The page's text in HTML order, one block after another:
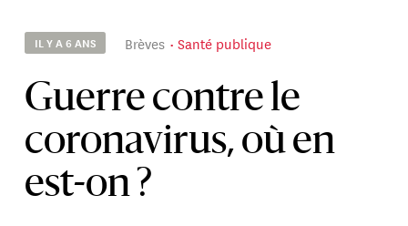
IL Y A 6 ANS Brèves Santé publique
Guerre contre le
coronavirus, où en
est-on ?